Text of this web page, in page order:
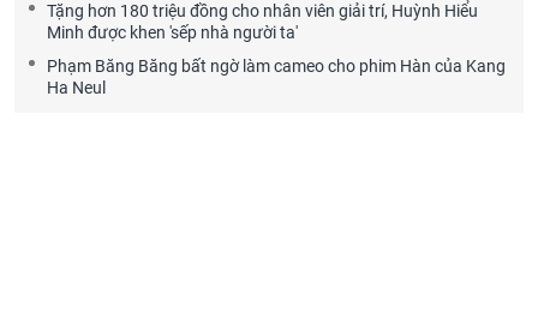
Tặng hơn 180 triệu đồng cho nhân viên giải trí, Huỳnh Hiểu
Minh được khen 'sếp nhà người ta'
Phạm Băng Băng bất ngờ làm cameo cho phim Hàn của Kang
Ha Neul